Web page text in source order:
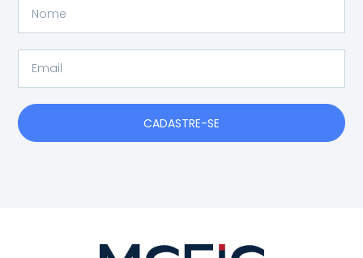
CADASTRE-SE